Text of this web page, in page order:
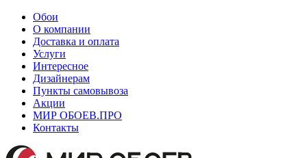
Обои
О компании
Доставка и оплата
Услуги
Интересное
Дизайнерам
Пункты самовывоза
Акции
МИР ОБОЕВ.ПРО
Контакты